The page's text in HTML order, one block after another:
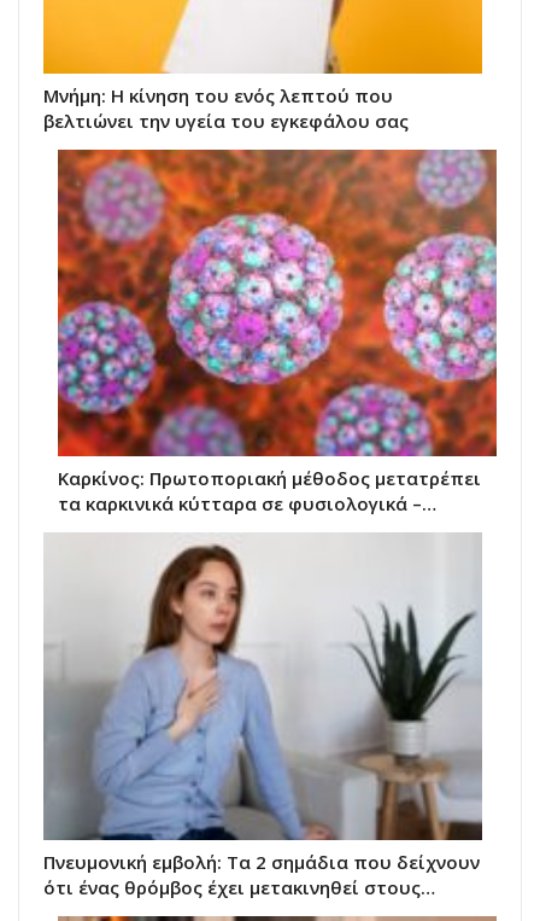
Μνήμη: Η κίνηση του ενός λεπτού που
βελτιώνει την υγεία του εγκεφάλου σας
Καρκίνος: Πρωτοποριακή μέθοδος μετατρέπει
τα καρκινικά κύτταρα σε φυσιολογικά –…
Πνευμονική εμβολή: Τα 2 σημάδια που δείχνουν
ότι ένας θρόμβος έχει μετακινηθεί στους…